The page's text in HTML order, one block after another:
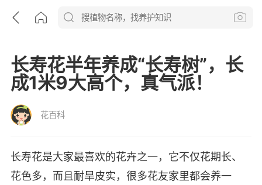
长寿花半年养成“长寿树”，长
成1米9大高个，真气派！
花百科
长寿花是大家最喜欢的花卉之一，它不仅花期长、
花色多，而且耐旱皮实，很多花友家里都会养一